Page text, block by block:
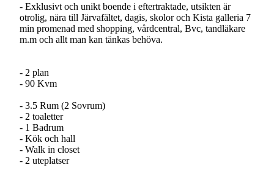
- Exklusivt och unikt boende i eftertraktade, utsikten är
otrolig, nära till Järvafältet, dagis, skolor och Kista galleria 7
min promenad med shopping, vårdcentral, Bvc, tandläkare
m.m och allt man kan tänkas behöva.
- 2 plan
- 90 Kvm
- 3.5 Rum (2 Sovrum)
- 2 toaletter
- 1 Badrum
- Kök och hall
- Walk in closet
- 2 uteplatser